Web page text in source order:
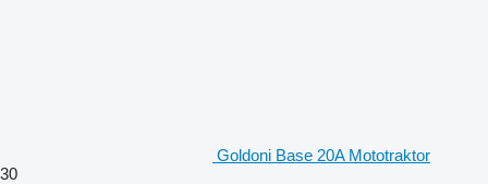
Goldoni Base 20A Mototraktor
30